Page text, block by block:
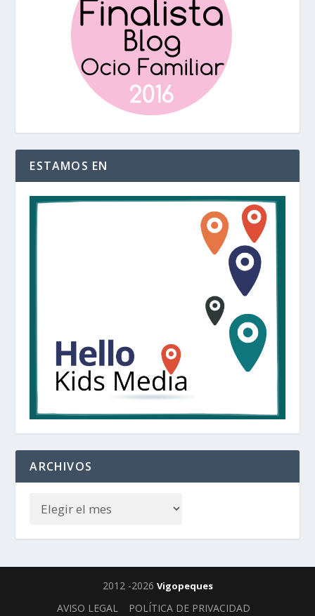
ESTAMOS EN
ARCHIVOS
2012 -2026 Vigopeques
AVISO LEGAL POLÍTICA DE PRIVACIDAD